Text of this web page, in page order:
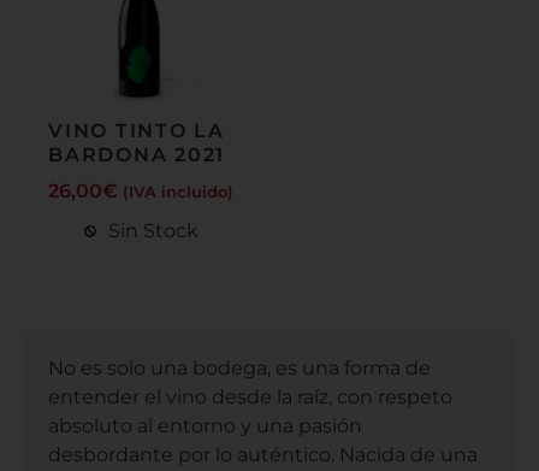
VINO TINTO LA
BARDONA 2021
26,00€ (IVA incluido)
Sin Stock
No es solo una bodega, es una forma de
entender el vino desde la raíz, con respeto
absoluto al entorno y una pasión
desbordante por lo auténtico. Nacida de una